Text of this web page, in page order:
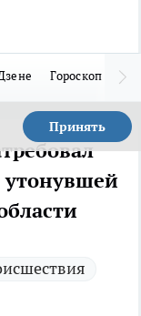
Гороскоп
Принять
утонувшей